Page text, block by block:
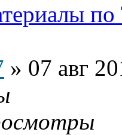
» 07 авг